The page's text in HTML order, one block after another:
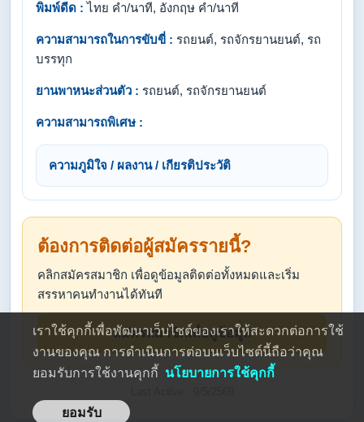
พิมพ์ดีด : ไทย คำ/นาที, อังกฤษ คำ/นาที
ความสามารถในการขับขี่ : รถยนต์, รถจักรยานยนต์, รถ
บรรทุก
ยานพาหนะส่วนตัว : รถยนต์, รถจักรยานยนต์
ความสามารถพิเศษ :
ความภูมิใจ / ผลงาน / เกียรติประวัติ
ต้องการติดต่อผู้สมัครรายนี้?
คลิกสมัครสมาชิก เพื่อดูข้อมูลติดต่อทั้งหมดและเริ่ม
สรรหาคนทำงานได้ทันที
สมัครสมาชิกเพื่อดูข้อมูล
เราใช้คุกกี้เพื่อพัฒนาเว็บไซต์ของเราให้สะดวกต่อการใช้
งานของคุณ การดำเนินการต่อบนเว็บไซต์นี้ถือว่าคุณ
ยอมรับการใช้งานคุกกี้ นโยบายการใช้คุกกี้